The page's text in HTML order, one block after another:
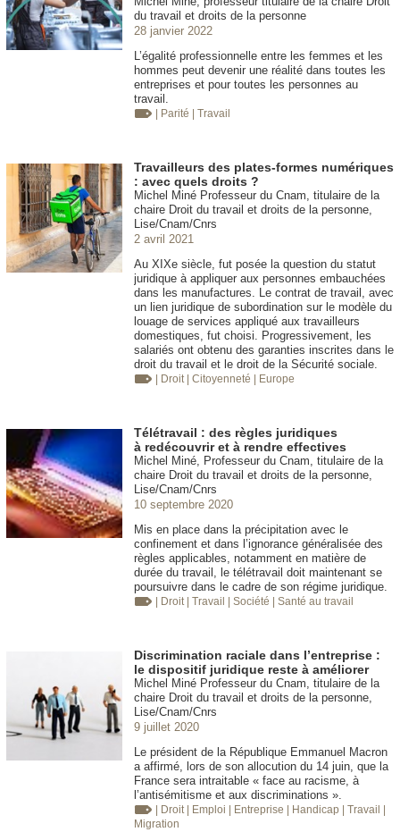
du travail et droits de la personne
28 janvier 2022
L’égalité professionnelle entre les femmes et les
hommes peut devenir une réalité dans toutes les
entreprises et pour toutes les personnes au
travail.
| Parité | Travail
Travailleurs des plates-formes numériques
: avec quels droits ?
Michel Miné Professeur du Cnam, titulaire de la
chaire Droit du travail et droits de la personne,
Lise/Cnam/Cnrs
2 avril 2021
Au XIXe siècle, fut posée la question du statut
juridique à appliquer aux personnes embauchées
dans les manufactures. Le contrat de travail, avec
un lien juridique de subordination sur le modèle du
louage de services appliqué aux travailleurs
domestiques, fut choisi. Progressivement, les
salariés ont obtenu des garanties inscrites dans le
droit du travail et le droit de la Sécurité sociale.
| Droit | Citoyenneté | Europe
Télétravail : des règles juridiques
à redécouvrir et à rendre effectives
Michel Miné, Professeur du Cnam, titulaire de la
chaire Droit du travail et droits de la personne,
Lise/Cnam/Cnrs
10 septembre 2020
Mis en place dans la précipitation avec le
confinement et dans l’ignorance généralisée des
règles applicables, notamment en matière de
durée du travail, le télétravail doit maintenant se
poursuivre dans le cadre de son régime juridique.
| Droit | Travail | Société | Santé au travail
Discrimination raciale dans l’entreprise :
le dispositif juridique reste à améliorer
Michel Miné Professeur du Cnam, titulaire de la
chaire Droit du travail et droits de la personne,
Lise/Cnam/Cnrs
9 juillet 2020
Le président de la République Emmanuel Macron
a affirmé, lors de son allocution du 14 juin, que la
France sera intraitable « face au racisme, à
l’antisémitisme et aux discriminations ».
| Droit | Emploi | Entreprise | Handicap | Travail
Migration